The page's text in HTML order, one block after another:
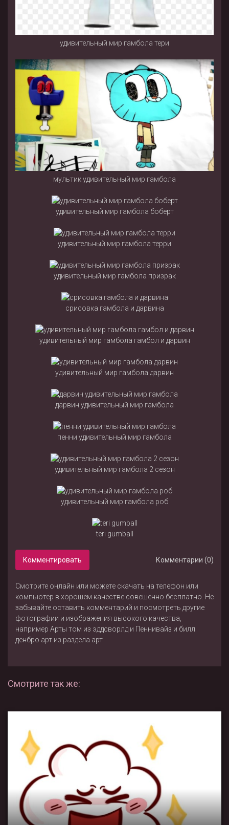
удивительный мир гамбола тери
мультик удивительный мир гамбола
удивительный мир гамбола боберт
удивительный мир гамбола терри
удивительный мир гамбола призрак
срисовка гамбола и дарвина
удивительный мир гамбола гамбол и дарвин
удивительный мир гамбола дарвин
дарвин удивительный мир гамбола
пенни удивительный мир гамбола
удивительный мир гамбола 2 сезон
удивительный мир гамбола роб
teri gumball
Комментировать Комментарии (0)
Смотрите онлайн или можете скачать на телефон или
компьютер в хорошем качестве совешенно бесплатно. Не
забывайте оставить комментарий и посмотреть другие
фотографии и изображения высокого качества,
например Арты том из эддсворлд и Пеннивайз и билл
денбро арт из раздела арт
Смотрите так же: